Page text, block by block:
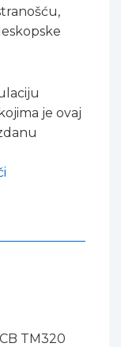
je ovaj
TM320